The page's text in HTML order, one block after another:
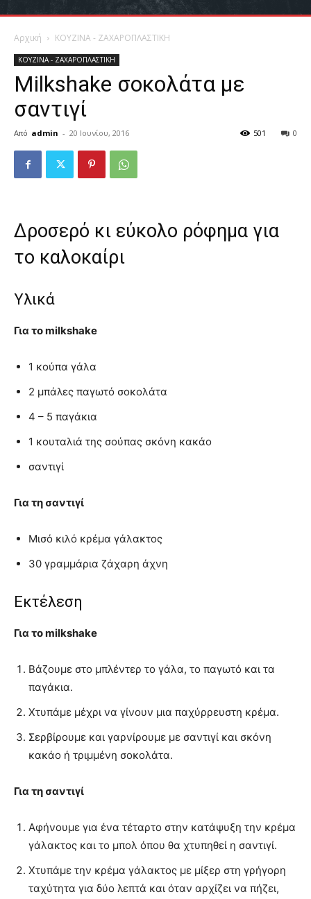
Αρχική ΚΟΥΖΙΝΑ - ΖΑΧΑΡΟΠΛΑΣΤΙΚΗ
ΚΟΥΖΙΝΑ - ΖΑΧΑΡΟΠΛΑΣΤΙΚΗ
Milkshake σοκολάτα με
σαντιγί
Από admin - 20 Ιουνίου, 2016 0
501
Δροσερό κι εύκολο ρόφημα για
το καλοκαίρι
Υλικά
Για το milkshake
1 κούπα γάλα
2 μπάλες παγωτό σοκολάτα
4 – 5 παγάκια
1 κουταλιά της σούπας σκόνη κακάο
σαντιγί
Για τη σαντιγί
Μισό κιλό κρέμα γάλακτος
30 γραμμάρια ζάχαρη άχνη
Εκτέλεση
Για το milkshake
Βάζουμε στο μπλέντερ το γάλα, το παγωτό και τα
παγάκια.
Χτυπάμε μέχρι να γίνουν μια παχύρρευστη κρέμα.
Σερβίρουμε και γαρνίρουμε με σαντιγί και σκόνη
κακάο ή τριμμένη σοκολάτα.
Για τη σαντιγί
Αφήνουμε για ένα τέταρτο στην κατάψυξη την κρέμα
γάλακτος και το μπολ όπου θα χτυπηθεί η σαντιγί.
Χτυπάμε την κρέμα γάλακτος με μίξερ στη γρήγορη
ταχύτητα για δύο λεπτά και όταν αρχίζει να πήζει,